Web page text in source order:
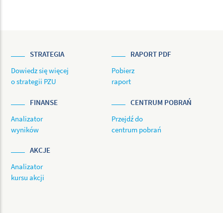
STRATEGIA
Dowiedz się więcej
o strategii PZU
RAPORT PDF
Pobierz
raport
FINANSE
Analizator
wyników
CENTRUM POBRAŃ
Przejdź do
centrum pobrań
AKCJE
Analizator
kursu akcji